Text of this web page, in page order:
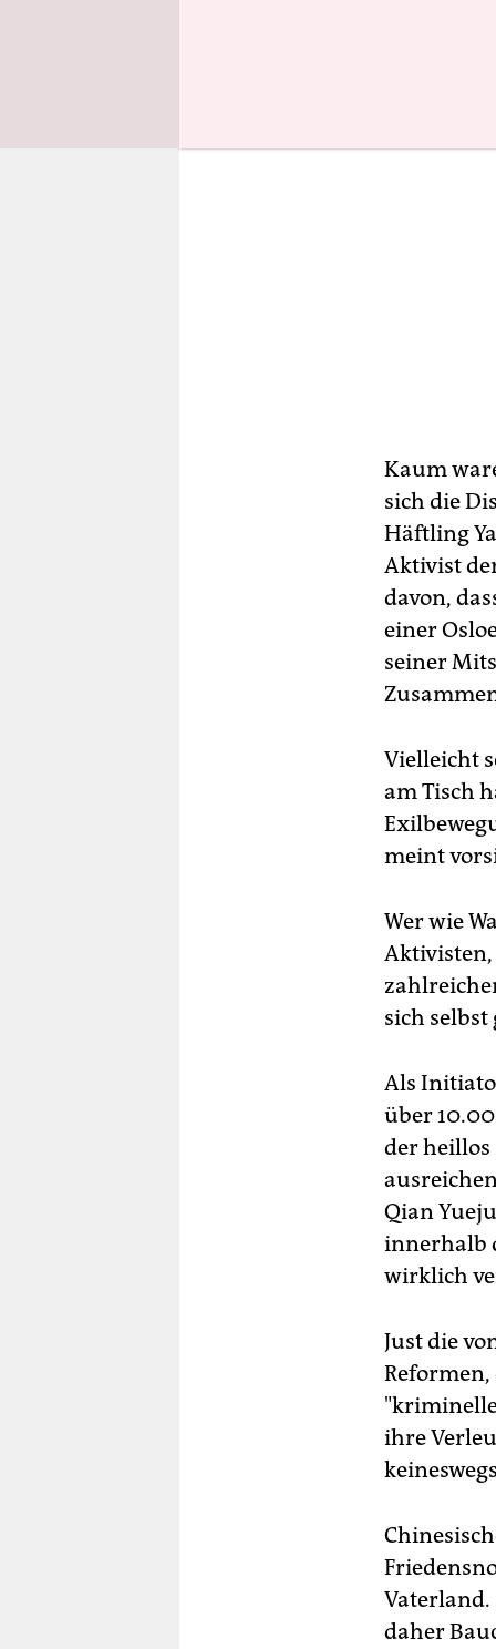
Kaum
sich die
Häftling
Aktivist
davon,
einer
seiner
Vielleicht
am Tisch
meint
Wer wie
Aktivisten,
sich
Als
über
der
Qian
innerhalb
wirklich
Just die
ihre
Vaterland.
daher